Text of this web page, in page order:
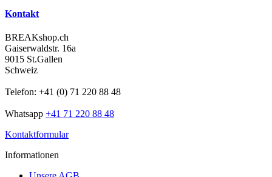
Kontakt
BREAKshop.ch
Gaiserwaldstr. 16a
9015 St.Gallen
Schweiz
Telefon: +41 (0) 71 220 88 48
Whatsapp +41 71 220 88 48
Kontaktformular
Informationen